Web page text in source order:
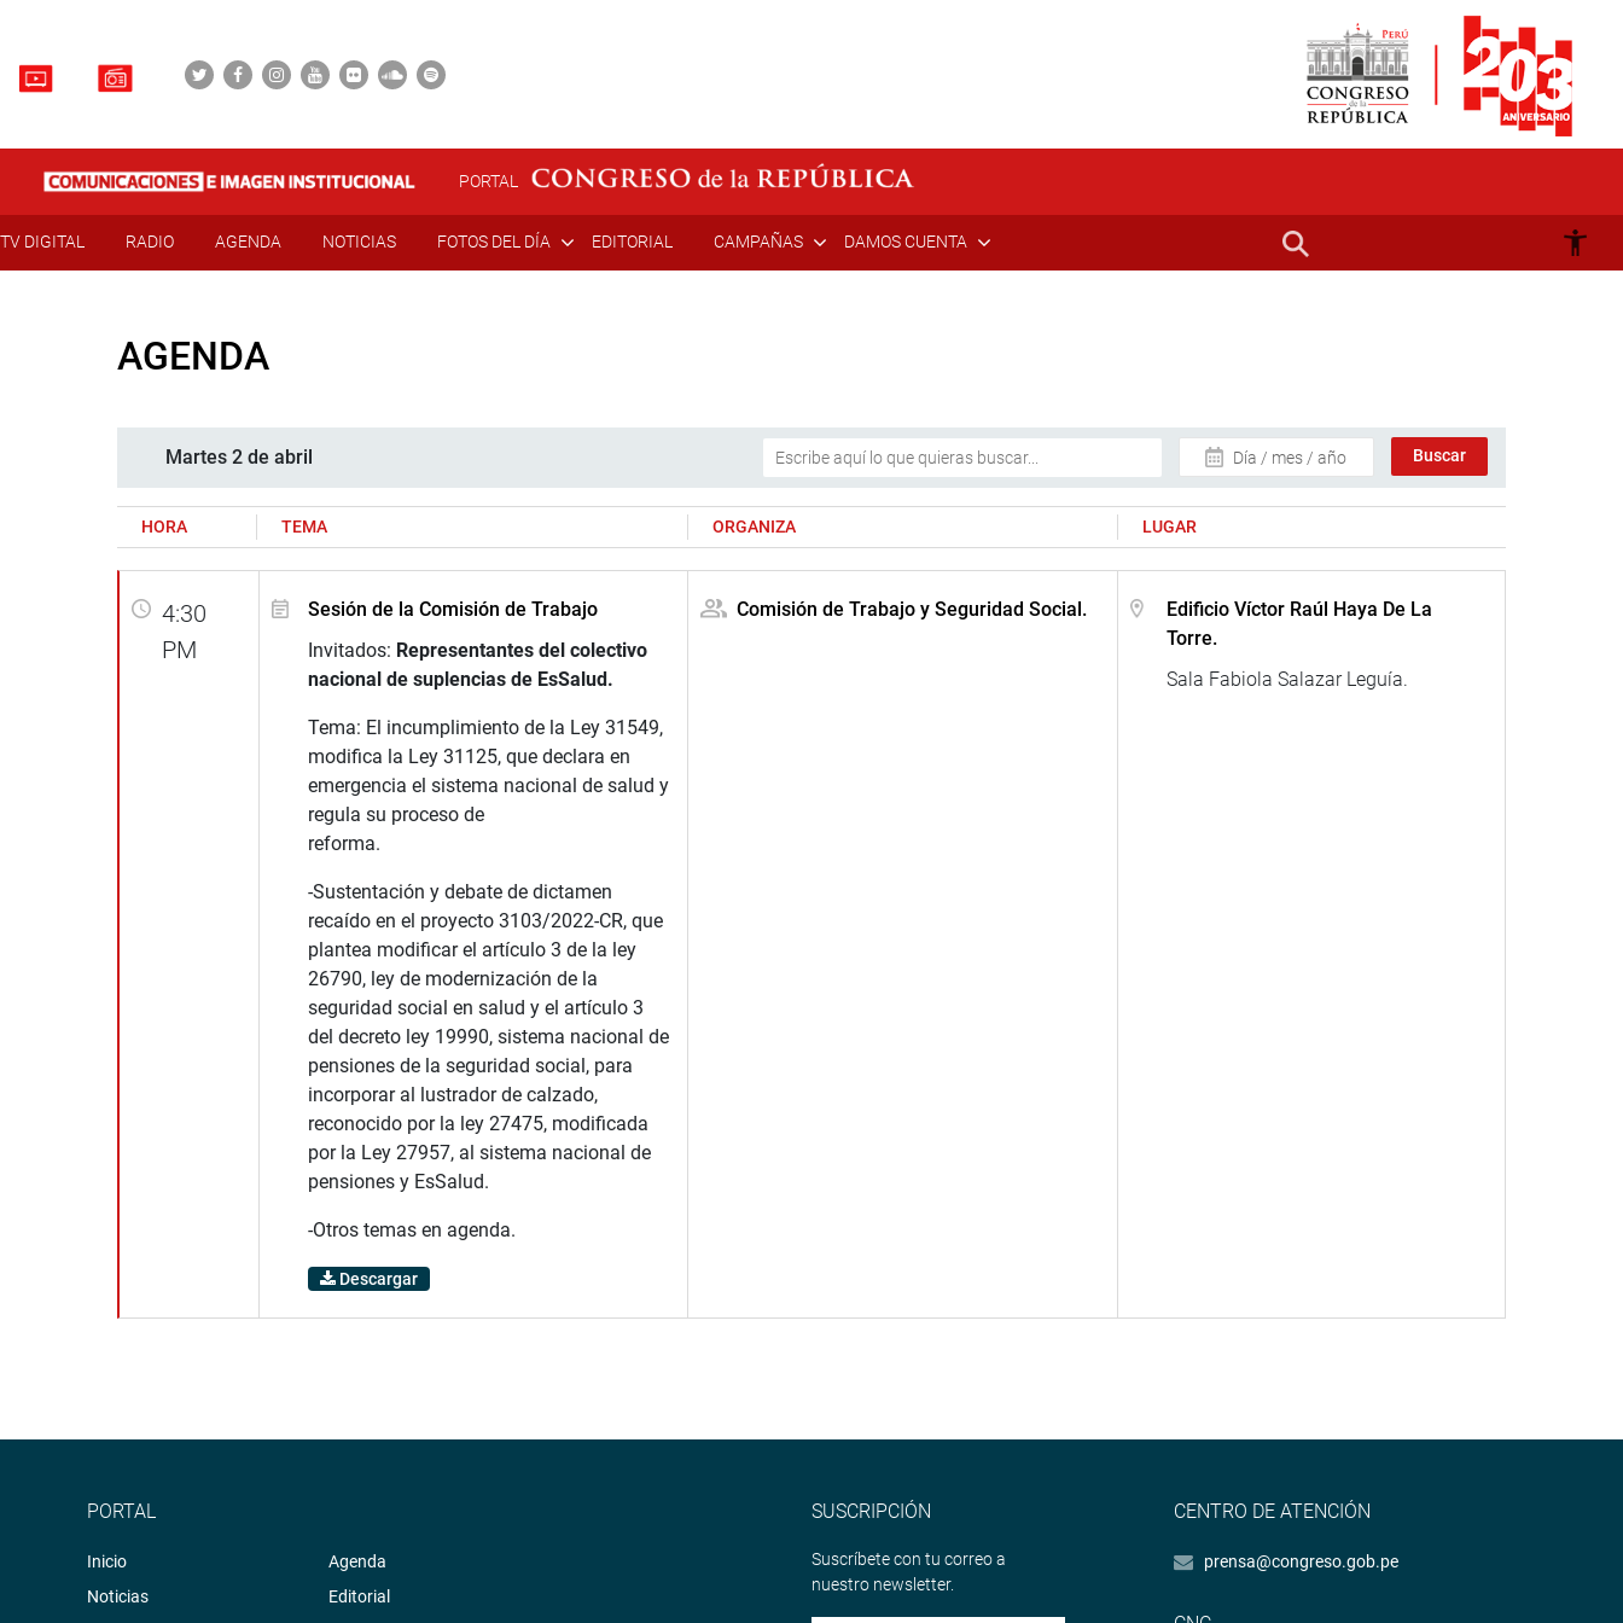
PORTAL
TV DIGITAL RADIO AGENDA NOTICIAS FOTOS DEL DÍA EDITORIAL CAMPAÑAS DAMOS CUENTA
AGENDA
Martes 2 de abril Día / mes / año
HORA TEMA ORGANIZA LUGAR
4:30
PM
Sesión de la Comisión de Trabajo
Invitados: Representantes del colectivo
nacional de suplencias de EsSalud.
Tema: El incumplimiento de la Ley 31549,
modifica la Ley 31125, que declara en
emergencia el sistema nacional de salud y
regula su proceso de
reforma.
-Sustentación y debate de dictamen
recaído en el proyecto 3103/2022-CR, que
plantea modificar el artículo 3 de la ley
26790, ley de modernización de la
seguridad social en salud y el artículo 3
del decreto ley 19990, sistema nacional de
pensiones de la seguridad social, para
incorporar al lustrador de calzado,
reconocido por la ley 27475, modificada
por la Ley 27957, al sistema nacional de
pensiones y EsSalud.
-Otros temas en agenda.
Descargar
Comisión de Trabajo y Seguridad Social.
Edificio Víctor Raúl Haya De La
Torre.
Sala Fabiola Salazar Leguía.
PORTAL
Inicio
Noticias
Agenda
Editorial
SUSCRIPCIÓN
Suscríbete con tu correo a
nuestro newsletter.
CENTRO DE ATENCIÓN
prensa@congreso.gob.pe